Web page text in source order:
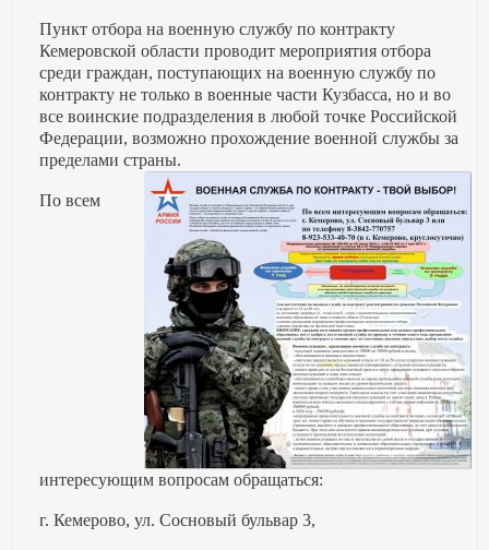
Пункт отбора на военную службу по контракту
Кемеровской области проводит мероприятия отбора
среди граждан, поступающих на военную службу по
контракту не только в военные части Кузбасса, но и во
все воинские подразделения в любой точке Российской
Федерации, возможно прохождение военной службы за
пределами страны.
По всем
интересующим вопросам обращаться:
г. Кемерово, ул. Сосновый бульвар 3,